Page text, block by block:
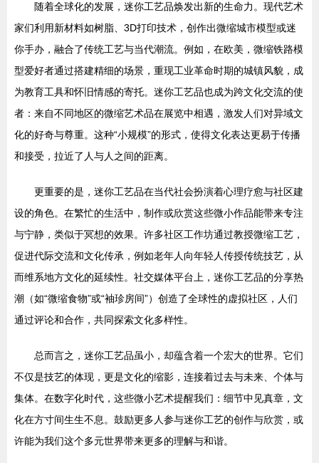
随着全球化的发展，迷你工艺品焕发出新的生命力。现代艺术
家们利用新材料如树脂、3D打印技术，创作出微缩城市模型或迷
你手办，融合了传统工艺与当代潮流。例如，在欧美，微缩铁路模
型爱好者通过搭建精细的场景，重现工业革命时期的城镇风貌，成
为教育工具和怀旧情感的寄托。迷你工艺品也成为跨文化交流的使
者：来自不同地区的微缩艺术品在展览中相遇，激发人们对异域文
化的好奇与尊重。这种“小规模”的形式，使得文化表达更易于传播
和接受，拉近了人与人之间的距离。
更重要的是，迷你工艺品在当代社会扮演着心理疗愈与社区建
设的角色。在繁忙的生活中，制作或欣赏这些微小作品能带来专注
与宁静，类似于冥想的效果。许多社区工作坊通过教授微缩工艺，
促进代际交流和文化传承，例如老年人向年轻人传授传统技艺，从
而维系地方文化的延续性。社交媒体平台上，迷你工艺品的分享热
潮（如“微缩食物”或“袖珍房间”）创造了全球性的虚拟社区，人们
通过评论和合作，共同探索文化多样性。
总而言之，迷你工艺品虽小，却蕴含着一个宏大的世界。它们
不仅是技艺的体现，更是文化的缩影，连接着过去与未来、个体与
集体。在数字化时代，这些微小艺术提醒我们：细节中见真章，文
化在方寸间生生不息。鼓励更多人参与迷你工艺的创作与欣赏，或
许能为我们这个多元世界带来更多的理解与和谐。